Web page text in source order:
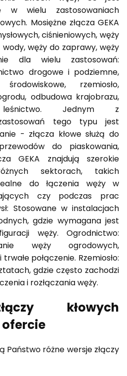
w wielu zastosowaniach
Mosiężne złącza GEKA
ciśnieniowych, węży
węży do zaprawy, węży
dla wielu zastosowań:
drogowe i podziemne,
rzemiosło,
odbudowa krajobrazu,
Jednym z
tego typu jest
- złącza kłowe służą do
do piaskowania,
GEKA znajdują szerokie
sektorach, takich
do łączenia węży w
czy podczas prac
Stosowane w instalacjach
gdzie wymagana jest
węży. Ogrodnictwo:
węży ogrodowych,
połączenie. Rzemiosło:
gdzie często zachodzi
i rozłączania węży.
kłowych
Państwo różne wersje złączy